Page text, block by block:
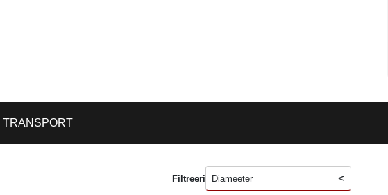
TRANSPORT
Filtreeri Diameeter